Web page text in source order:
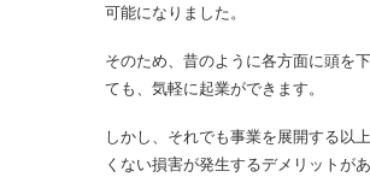
可能になりました。
そのため、昔のように各方面に頭を
ても、気軽に起業ができます。
しかし、それでも事業を展開する以
くない損害が発生するデメリットがあ